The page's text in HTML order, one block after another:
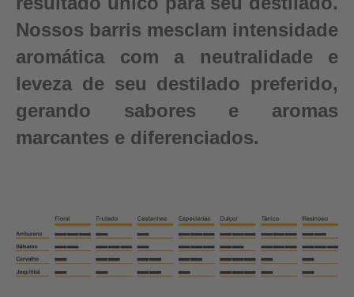
Nossos barris mesclam intensidade
aromática com a neutralidade e
leveza de seu destilado preferido,
gerando sabores e aromas
marcantes e diferenciados.